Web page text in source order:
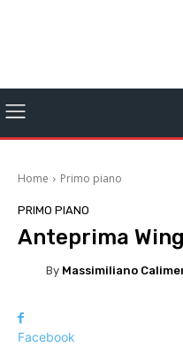
Home Primo piano
PRIMO PIANO
Anteprima
By Massimiliano
Facebook